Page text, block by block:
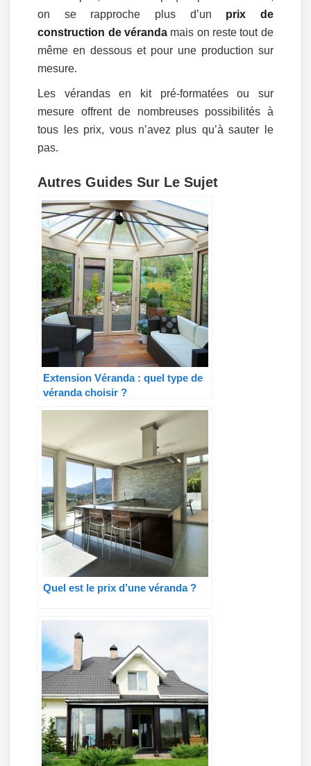
on se rapproche plus d’un prix de
construction de véranda mais on reste tout de
même en dessous et pour une production sur
mesure.
Les vérandas en kit pré-formatées ou sur
mesure offrent de nombreuses possibilités à
tous les prix, vous n’avez plus qu’à sauter le
pas.
Autres Guides Sur Le Sujet
Extension Véranda : quel type de
véranda choisir ?
Quel est le prix d’une véranda ?